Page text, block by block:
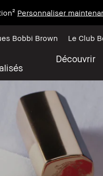
Personnaliser
Découvrir
Bobbi Brown Le Club